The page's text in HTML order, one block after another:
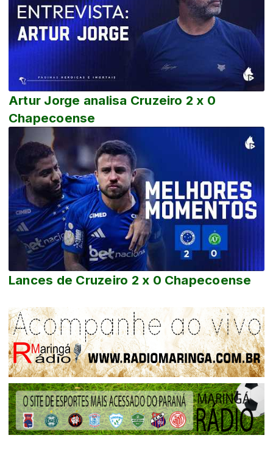
Artur Jorge analisa Cruzeiro 2 x 0
Chapecoense
Lances de Cruzeiro 2 x 0 Chapecoense